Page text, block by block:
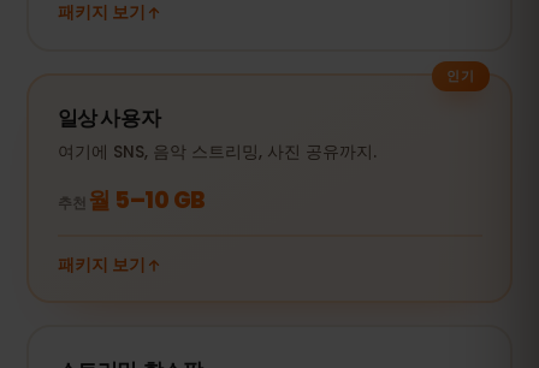
패키지 보기
인기
일상 사용자
여기에 SNS, 음악 스트리밍, 사진 공유까지.
추천 월 5–10 GB
패키지 보기